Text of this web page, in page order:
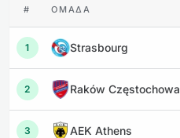
# ΟΜΆΔΑ
1 Strasbourg
2 Raków Częstochowa
3 AEK Athens